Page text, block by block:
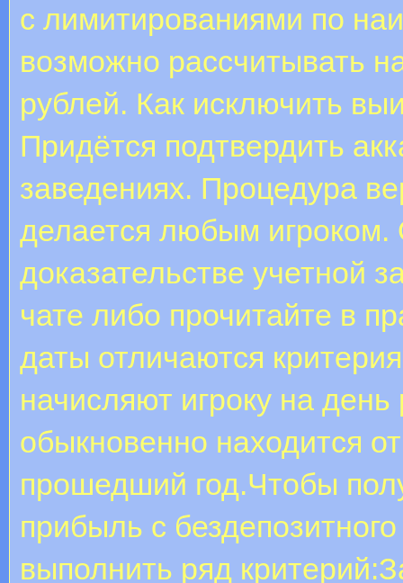
с лимитированиями по
возможно рассчитывать
рублей. Как исключить
Придётся подтвердить
заведениях. Процедура
делается любым
доказательстве учетной
чате либо прочитайте в
даты отличаются
начисляют игроку на
обыкновенно находится
прошедший год.Чтобы
прибыль с
выполнить ряд